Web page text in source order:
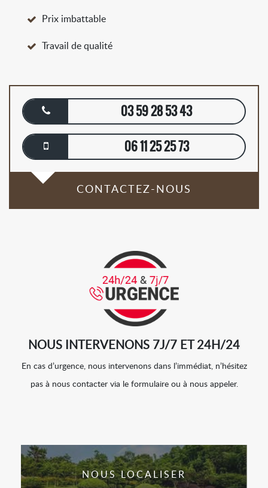
Prix imbattable
Travail de qualité
03 59 28 53 43
06 11 25 25 73
CONTACTEZ-NOUS
NOUS INTERVENONS 7J/7 ET 24H/24
En cas d’urgence, nous intervenons dans l’immédiat, n’hésitez
pas à nous contacter via le formulaire ou à nous appeler.
NOUS LOCALISER